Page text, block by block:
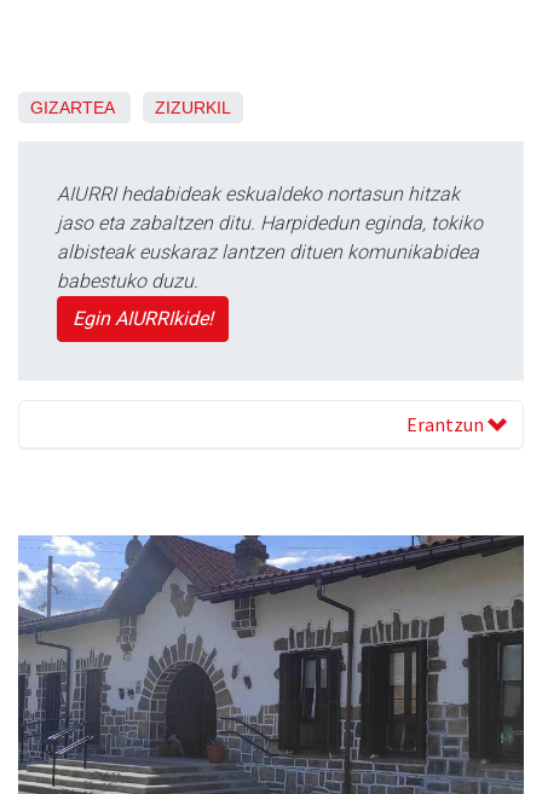
GIZARTEA ZIZURKIL
AIURRI hedabideak eskualdeko nortasun hitzak
jaso eta zabaltzen ditu. Harpidedun eginda, tokiko
albisteak euskaraz lantzen dituen komunikabidea
babestuko duzu.
Egin AIURRIkide!
Erantzun